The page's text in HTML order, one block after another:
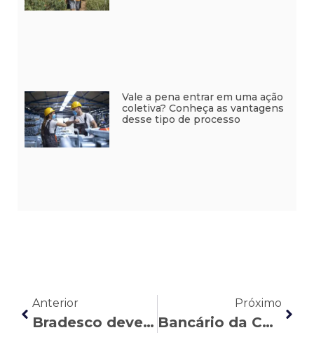
Vale a pena entrar em uma ação
coletiva? Conheça as vantagens
desse tipo de processo
Anterior
Bradesco deverá reintegrar bancária de Curitiba
Próximo
Bancário da Caixa Econômica Federal recebe diferença do Adicional por Tempo de Serviço (ATS) em processo trabalhista